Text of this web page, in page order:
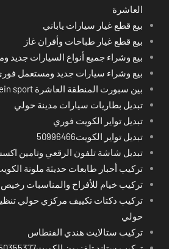
العاشرة
بيع قطع غيار سيارات ياباني
بيع قطع غيار طباخات وأفران غاز
بيع وشراء جميع أنواع السيارات جديد
بيع وشراء سيارات جديد ومستعمل
بين سبورت المنطقة العاشرة Bein sport في الكويت
تبديل بطاريات سيارات مدينة حولي
تبديل تواير الكويت فوري
تبديل تواير الكويت50996466
تبديل شاشة تلفون الرقعي وتامين
تركيب أحبار طابعات حديثة ملونة
تركيب خيام للأفراح والمناسبات رخيص
تركيب دكتات تكييف مركزي حولي
حولي
تركيب ستالايت هندي الفنطاس